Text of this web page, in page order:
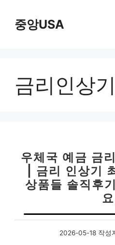
중앙USA
금리인상
우체국 예금 금
| 금리 인상기
상품들 솔직후
요
2026-05-18 작성